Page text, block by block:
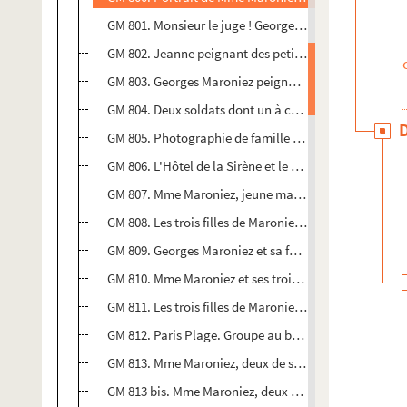
GM 801. Monsieur le juge ! Georges Maroniez en
GM 802. Jeanne peignant des petits chats (Mme
GM 803. Georges Maroniez peignant une marine
GM 804. Deux soldats dont un à cheval qui est
GM 805. Photographie de famille sur laquelle figure
GM 806. L'Hôtel de la Sirène et le petit Gris Nez
GM 807. Mme Maroniez, jeune maman, dans un lit
GM 808. Les trois filles de Maroniez sur des rochers
GM 809. Georges Maroniez et sa femme sur un quai
GM 810. Mme Maroniez et ses trois filles en montagne
GM 811. Les trois filles de Maroniez auprès d'une
GM 812. Paris Plage. Groupe au balcon d'une villa
GM 813. Mme Maroniez, deux de ses filles, grand-
GM 813 bis. Mme Maroniez, deux de ses filles,